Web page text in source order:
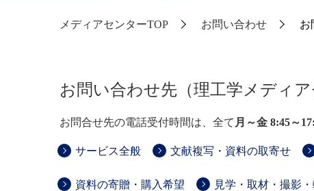
メディアセンターTOP お問い合わせ お
お問い合わせ先（理工学メディア
お問合せ先の電話受付時間は、全て 月～金 8:45～
サービス全般 文献複写・資料の取寄せ
資料の寄贈・購入希望 見学・取材・撮影